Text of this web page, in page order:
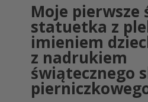
Moje pierwsze
statuetka z
imieniem
z nadrukiem
świątecznego